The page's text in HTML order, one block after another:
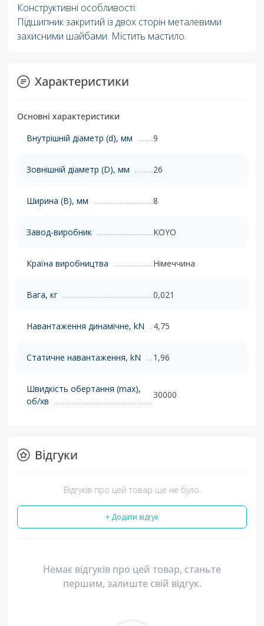
Конструктивні особливості:
Підшипник закритий із двох сторін металевими
захисними шайбами. Містить мастило.
Характеристики
Основні характеристики
Внутрішній діаметр (d), мм
9
Зовнішній діаметр (D), мм 26
Ширина (B), мм 8
Завод-виробник KOYO
Країна виробництва Німеччина
Вага, кг 0,021
Навантаження динамічне, kN 4,75
Статичне навантаження, kN 1,96
Швидкість обертання (max),
об/хв
30000
Відгуки
Відгуків про цей товар ще не було.
+ Додати відгук
Немає відгуків про цей товар, станьте
першим, залиште свій відгук.